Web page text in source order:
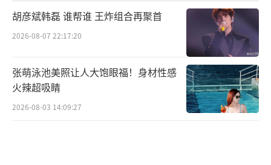
胡彦斌韩磊 谁帮谁 王炸组合再聚首
2026-08-07 22:17:20
张萌泳池美照让人大饱眼福！身材性感
火辣超吸睛
2026-08-03 14:09:27